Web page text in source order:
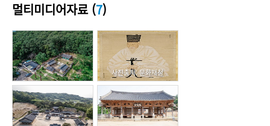
멀티미디어자료 (7)
사진출처: 문화재청